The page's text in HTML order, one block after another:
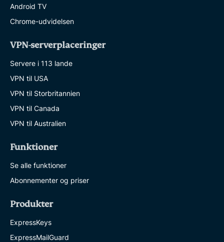
Android TV
Chrome-udvidelsen
VPN-serverplaceringer
Servere i 113 lande
VPN til USA
VPN til Storbritannien
VPN til Canada
VPN til Australien
Funktioner
Se alle funktioner
Abonnementer og priser
Produkter
ExpressKeys
ExpressMailGuard